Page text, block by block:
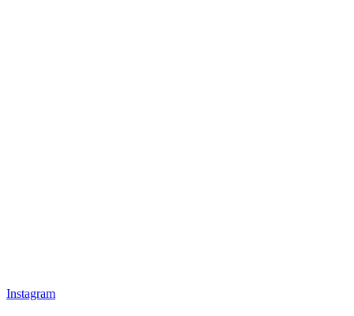
Instagram